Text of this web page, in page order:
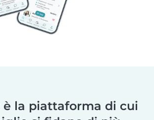
è la piattaforma di cui